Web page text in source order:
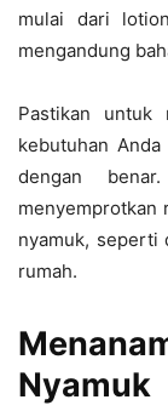
mulai dari
mengandung
Pastikan untuk
kebutuhan
dengan
menyemprotkan
nyamuk, seperti
rumah.
Nyamuk